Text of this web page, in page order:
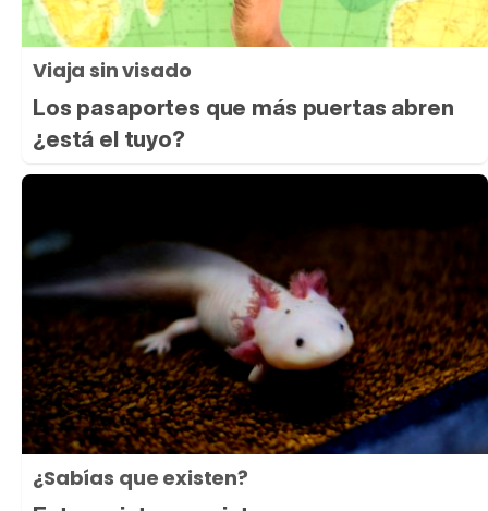
Viaja sin visado
Los pasaportes que más puertas abren
¿está el tuyo?
¿Sabías que existen?